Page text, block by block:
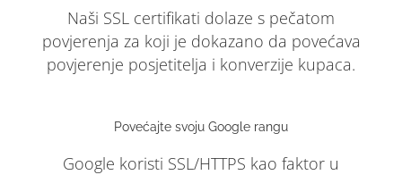
Naši SSL certifikati dolaze s pečatom
povjerenja za koji je dokazano da povećava
povjerenje posjetitelja i konverzije kupaca.
Povećajte svoju Google rangu
Google koristi SSL/HTTPS kao faktor u